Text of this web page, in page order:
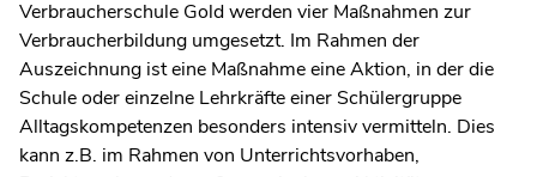
Verbraucherschule Gold werden vier Maßnahmen zur
Verbraucherbildung umgesetzt. Im Rahmen der
Auszeichnung ist eine Maßnahme eine Aktion, in der die
Schule oder einzelne Lehrkräfte einer Schülergruppe
Alltagskompetenzen besonders intensiv vermitteln. Dies
kann z.B. im Rahmen von Unterrichtsvorhaben,